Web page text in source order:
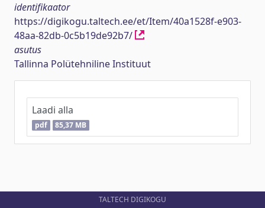
identifikaator
https://digikogu.taltech.ee/et/Item/40a1528f-e903-
48aa-82db-0c5b19de92b7/
asutus
Tallinna Polütehniline Instituut
Laadi alla
pdf 85,37 MB
TALTECH DIGIKOGU